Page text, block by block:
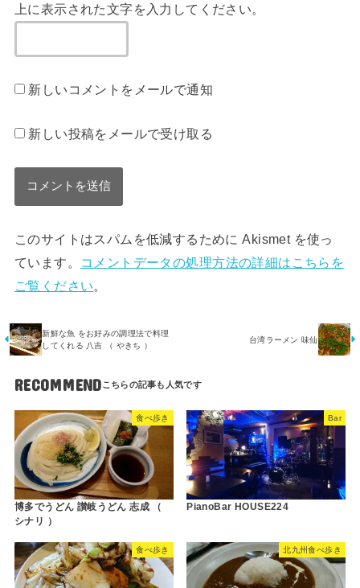
上に表示された文字を入力してください。
新しいコメントをメールで通知
新しい投稿をメールで受け取る
このサイトはスパムを低減するために Akismet を使っ
ています。
コメントデータの処理方法の詳細はこちらを
ご覧ください。
新鮮な魚 をお好みの調理法で料理
してくれる 八吉 （ やきち ）
台湾ラーメン 味仙
RECOMMEND
食べ歩き
博多でうどん 讃岐うどん 志成 （
シナリ ）
Bar
PianoBar HOUSE224
食べ歩き 北九州食べ歩き